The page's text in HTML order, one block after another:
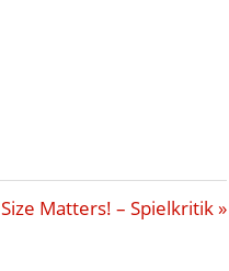
Nächster
Size Matters! – Spielkritik